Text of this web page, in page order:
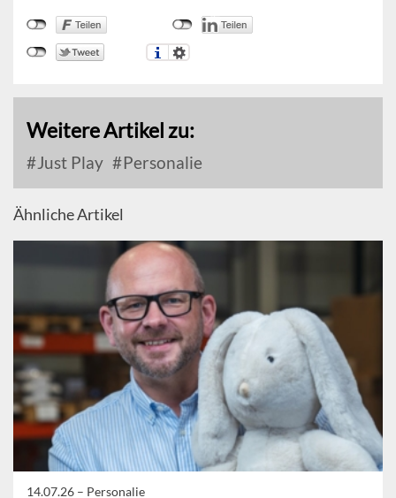
Weitere Artikel zu:
Just Play Personalie
Ähnliche Artikel
14.07.26 – Personalie